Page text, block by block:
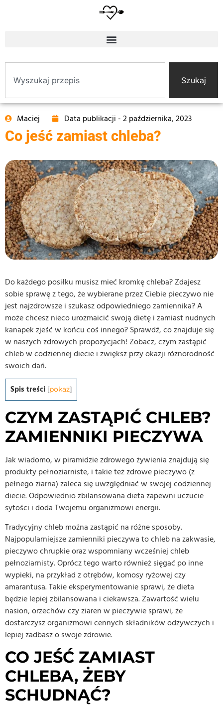
Szukaj
Maciej Data publikacji - 2 października, 2023
Co jeść zamiast chleba?
Do każdego posiłku musisz mieć kromkę chleba? Zdajesz
sobie sprawę z tego, że wybierane przez Ciebie pieczywo nie
jest najzdrowsze i szukasz odpowiedniego zamiennika? A
może chcesz nieco urozmaicić swoją dietę i zamiast nudnych
kanapek zjeść w końcu coś innego? Sprawdź, co znajduje się
w naszych zdrowych propozycjach! Zobacz, czym zastąpić
chleb w codziennej diecie i zwiększ przy okazji różnorodność
swoich dań.
Spis treści [pokaż]
CZYM ZASTĄPIĆ CHLEB?
ZAMIENNIKI PIECZYWA
Jak wiadomo, w piramidzie zdrowego żywienia znajdują się
produkty pełnoziarniste, i takie też zdrowe pieczywo (z
pełnego ziarna) zaleca się uwzględniać w swojej codziennej
diecie. Odpowiednio zbilansowana dieta zapewni uczucie
sytości i doda Twojemu organizmowi energii.
Tradycyjny chleb można zastąpić na różne sposoby.
Najpopularniejsze zamienniki pieczywa to chleb na zakwasie,
pieczywo chrupkie oraz wspomniany wcześniej chleb
pełnoziarnisty. Oprócz tego warto również sięgać po inne
wypieki, na przykład z otrębów, komosy ryżowej czy
amarantusa. Takie eksperymentowanie sprawi, że dieta
będzie lepiej zbilansowana i ciekawsza. Zawartość wielu
nasion, orzechów czy ziaren w pieczywie sprawi, że
dostarczysz organizmowi cennych składników odżywczych i
lepiej zadbasz o swoje zdrowie.
CO JEŚĆ ZAMIAST
CHLEBA, ŻEBY
SCHUDNĄĆ?